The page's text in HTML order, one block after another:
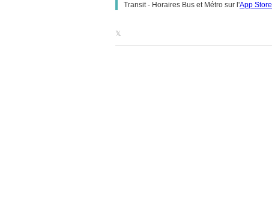
Transit - Horaires Bus et Métro sur l'App Store
𝕏